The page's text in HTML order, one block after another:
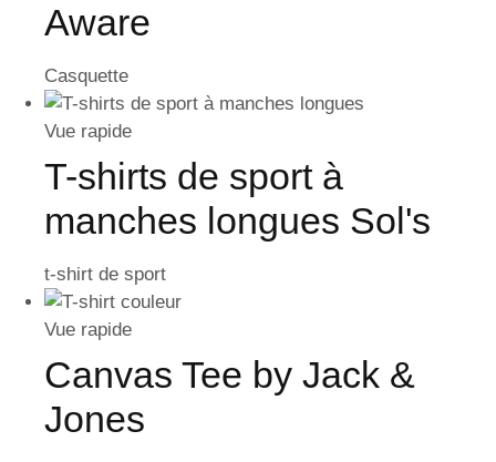
Aware
Casquette
Vue rapide
T-shirts de sport à
manches longues Sol's
t-shirt de sport
Vue rapide
Canvas Tee by Jack &
Jones